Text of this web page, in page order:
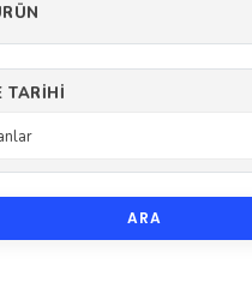
TARIHI
ARA